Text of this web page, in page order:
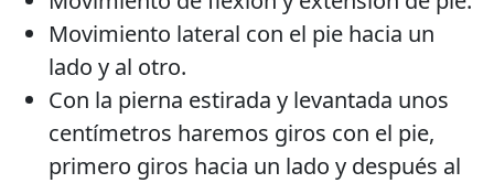
Movimiento lateral con el pie hacia un
lado y al otro.
Con la pierna estirada y levantada unos
centímetros haremos giros con el pie,
primero giros hacia un lado y después al